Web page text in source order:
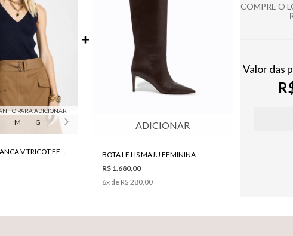
PARA ADICIONAR
M G
REGATA LE LIS BIANCA V TRICOT FEMININA
ADICIONAR
BOTA LE LIS MAJU FEMININA
R$ 1.680,00
6x de R$ 280,00
COMPRE O
Valor das